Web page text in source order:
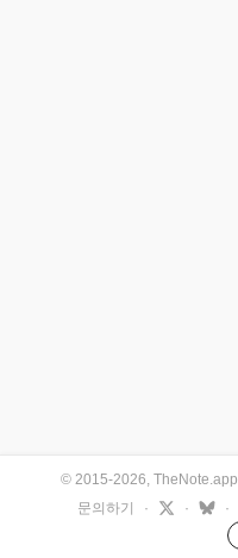
© 2015-2026, TheNote.app
문의하기
· · ·